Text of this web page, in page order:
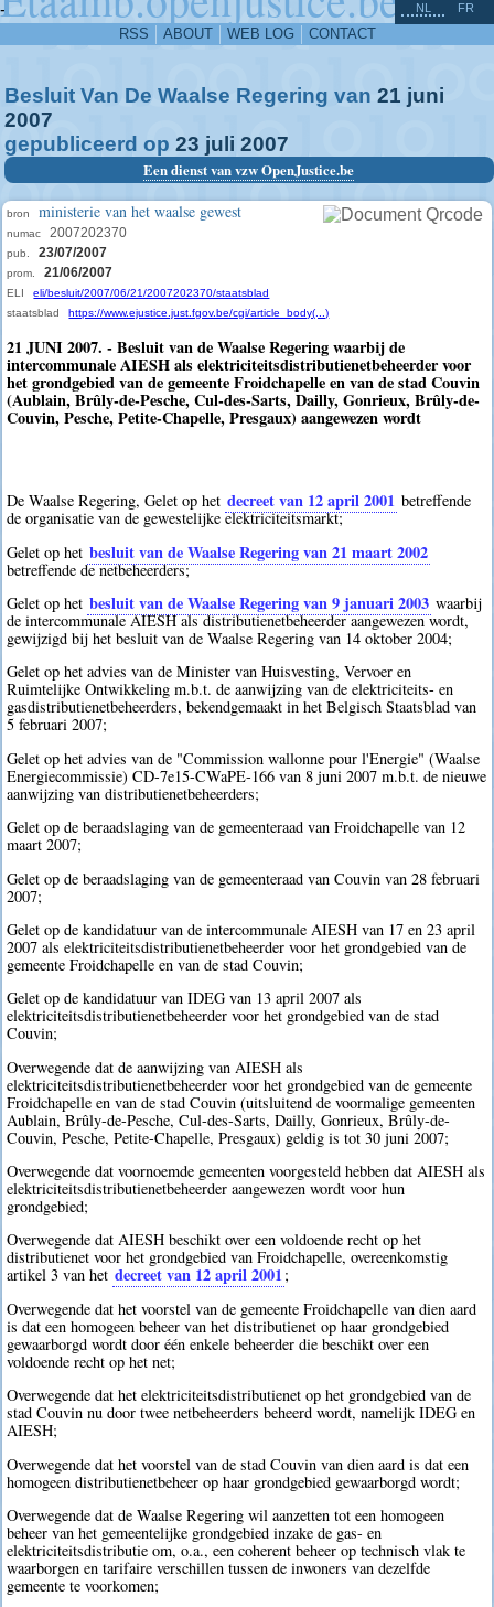
-
RSS ABOUT WEB LOG CONTACT
NL FR
Besluit Van De Waalse Regering van 21 juni
2007
gepubliceerd op 23 juli 2007
Een dienst van vzw OpenJustice.be
bron ministerie van het waalse gewest
numac 2007202370
pub. 23/07/2007
prom. 21/06/2007
ELI
eli/besluit/2007/06/21/2007202370/staatsblad
staatsblad
https://www.ejustice.just.fgov.be/cgi/article_body(...)
21 JUNI 2007. - Besluit van de Waalse Regering waarbij de
intercommunale AIESH als elektriciteitsdistributienetbeheerder voor
het grondgebied van de gemeente Froidchapelle en van de stad Couvin
(Aublain, Brûly-de-Pesche, Cul-des-Sarts, Dailly, Gonrieux, Brûly-de-
Couvin, Pesche, Petite-Chapelle, Presgaux) aangewezen wordt
De Waalse Regering, Gelet op het decreet van 12 april 2001 betreffende
de organisatie van de gewestelijke elektriciteitsmarkt;
Gelet op het besluit van de Waalse Regering van 21 maart 2002
betreffende de netbeheerders;
Gelet op het besluit van de Waalse Regering van 9 januari 2003 waarbij
de intercommunale AIESH als distributienetbeheerder aangewezen wordt,
gewijzigd bij het besluit van de Waalse Regering van 14 oktober 2004;
Gelet op het advies van de Minister van Huisvesting, Vervoer en
Ruimtelijke Ontwikkeling m.b.t. de aanwijzing van de elektriciteits- en
gasdistributienetbeheerders, bekendgemaakt in het Belgisch Staatsblad van
5 februari 2007;
Gelet op het advies van de "Commission wallonne pour l'Energie" (Waalse
Energiecommissie) CD-7e15-CWaPE-166 van 8 juni 2007 m.b.t. de nieuwe
aanwijzing van distributienetbeheerders;
Gelet op de beraadslaging van de gemeenteraad van Froidchapelle van 12
maart 2007;
Gelet op de beraadslaging van de gemeenteraad van Couvin van 28 februari
2007;
Gelet op de kandidatuur van de intercommunale AIESH van 17 en 23 april
2007 als elektriciteitsdistributienetbeheerder voor het grondgebied van de
gemeente Froidchapelle en van de stad Couvin;
Gelet op de kandidatuur van IDEG van 13 april 2007 als
elektriciteitsdistributienetbeheerder voor het grondgebied van de stad
Couvin;
Overwegende dat de aanwijzing van AIESH als
elektriciteitsdistributienetbeheerder voor het grondgebied van de gemeente
Froidchapelle en van de stad Couvin (uitsluitend de voormalige gemeenten
Aublain, Brûly-de-Pesche, Cul-des-Sarts, Dailly, Gonrieux, Brûly-de-
Couvin, Pesche, Petite-Chapelle, Presgaux) geldig is tot 30 juni 2007;
Overwegende dat voornoemde gemeenten voorgesteld hebben dat AIESH als
elektriciteitsdistributienetbeheerder aangewezen wordt voor hun
grondgebied;
Overwegende dat AIESH beschikt over een voldoende recht op het
distributienet voor het grondgebied van Froidchapelle, overeenkomstig
artikel 3 van het decreet van 12 april 2001;
Overwegende dat het voorstel van de gemeente Froidchapelle van dien aard
is dat een homogeen beheer van het distributienet op haar grondgebied
gewaarborgd wordt door één enkele beheerder die beschikt over een
voldoende recht op het net;
Overwegende dat het elektriciteitsdistributienet op het grondgebied van de
stad Couvin nu door twee netbeheerders beheerd wordt, namelijk IDEG en
AIESH;
Overwegende dat het voorstel van de stad Couvin van dien aard is dat een
homogeen distributienetbeheer op haar grondgebied gewaarborgd wordt;
Overwegende dat de Waalse Regering wil aanzetten tot een homogeen
beheer van het gemeentelijke grondgebied inzake de gas- en
elektriciteitsdistributie om, o.a., een coherent beheer op technisch vlak te
waarborgen en tarifaire verschillen tussen de inwoners van dezelfde
gemeente te voorkomen;
^